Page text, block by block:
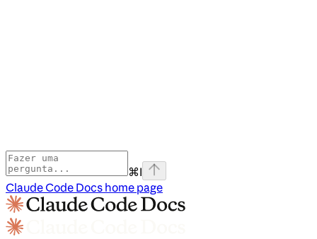
⌘I
Claude Code Docs home page